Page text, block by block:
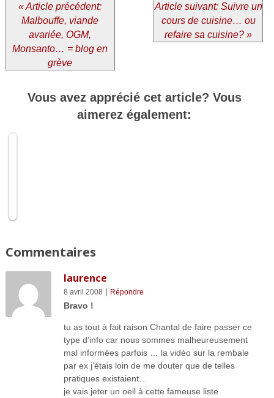
« Article précédent:
Malbouffe, viande
avariée, OGM,
Monsanto… = blog en
grève
Article suivant: Suivre un
cours de cuisine… ou
refaire sa cuisine? »
Vous avez apprécié cet article? Vous
aimerez également:
Malbouffe,
Commentaires
laurence
8 avril 2008 | Répondre
Bravo !
tu as tout à fait raison Chantal de faire passer ce
type d’info car nous sommes malheureusement
mal informées parfois … la vidéo sur la rembale
par ex j’étais loin de me douter que de telles
pratiques existaient…
je vais jeter un oeil à cette fameuse liste